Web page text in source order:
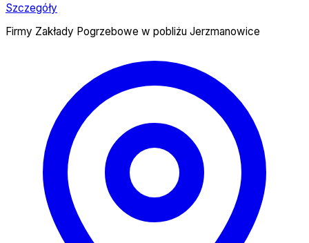
Szczegóły
Firmy Zakłady Pogrzebowe w pobliżu Jerzmanowice